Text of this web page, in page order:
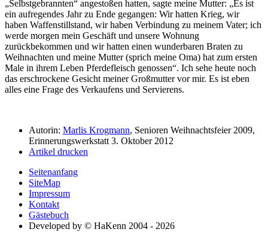
Selbstgebrannten angestoßen hatten, sagte meine Mutter:
Es ist
ein aufregendes Jahr zu Ende gegangen: Wir hatten Krieg, wir
haben Waffenstillstand, wir haben Verbindung zu meinem Vater; ich
werde morgen mein Geschäft und unsere Wohnung
zurückbekommen und wir hatten einen wunderbaren Braten zu
Weihnachten und meine Mutter (sprich meine Oma) hat zum ersten
Male in ihrem Leben Pferdefleisch genossen . Ich sehe heute noch
das erschrockene Gesicht meiner Großmutter vor mir. Es ist eben
alles eine Frage des Verkaufens und Servierens.
Autorin: Marlis Krogmann, Senioren Weihnachtsfeier 2009,
Erinnerungswerkstatt 3. Oktober 2012
Artikel drucken
Seitenanfang
SiteMap
Impressum
Kontakt
Gästebuch
Developed by © HaKenn 2004 - 2026